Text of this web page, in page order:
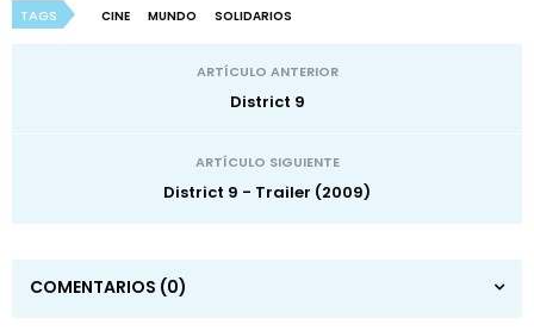
TAGS CINE MUNDO SOLIDARIOS
ARTÍCULO ANTERIOR
District 9
ARTÍCULO SIGUIENTE
District 9 - Trailer (2009)
COMENTARIOS (0)